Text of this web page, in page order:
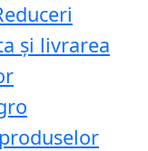
și livrarea